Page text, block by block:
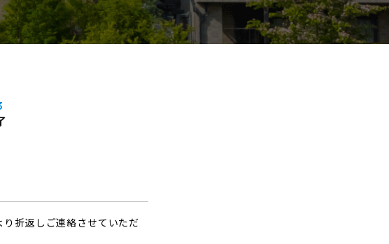
折返しご連絡させていただ